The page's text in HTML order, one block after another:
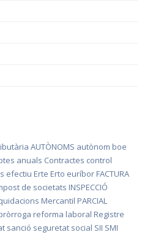
AUTÒNOMS autònom boe
anuals Contractes control
efectiu Erte Erto euríbor FACTURA
de societats INSPECCIÓ
Mercantil PARCIAL
reforma laboral Registre
sanció seguretat social SII SMI